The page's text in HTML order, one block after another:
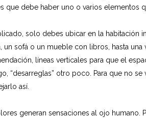
que debe haber uno o varios
solo debes ubicar en la habitación
sofá o un mueble con libros, hasta una
líneas verticales para que el
“desarreglas” otro poco. Para que no
así.
generan sensaciones al ojo